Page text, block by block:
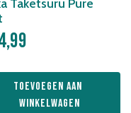
Taketsuru Pure
Toevoegen aan
winkelwagen